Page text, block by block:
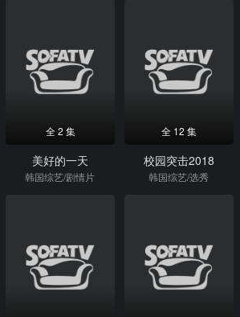
全 2 集
美好的一天
韩国综艺/剧情片
全 12 集
校园突击2018
韩国综艺/选秀